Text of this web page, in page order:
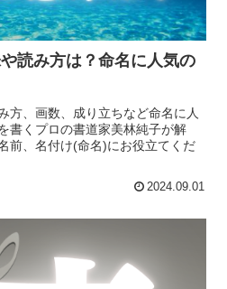
や読み方は？命名に人気の
方、画数、成り立ちなど命名に人
書くプロの書道家美林純子が解
前、名付け(命名)にお役立てくだ
2024.09.01